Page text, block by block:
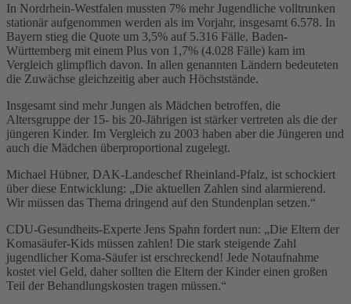
In Nordrhein-Westfalen mussten 7% mehr Jugendliche volltrunken
stationär aufgenommen werden als im Vorjahr, insgesamt 6.578. In
Bayern stieg die Quote um 3,5% auf 5.316 Fälle, Baden-
Württemberg mit einem Plus von 1,7% (4.028 Fälle) kam im
Vergleich glimpflich davon. In allen genannten Ländern bedeuteten
die Zuwächse gleichzeitig aber auch Höchststände.
Insgesamt sind mehr Jungen als Mädchen betroffen, die
Altersgruppe der 15- bis 20-Jährigen ist stärker vertreten als die der
jüngeren Kinder. Im Vergleich zu 2003 haben aber die Jüngeren und
auch die Mädchen überproportional zugelegt.
Michael Hübner, DAK-Landeschef Rheinland-Pfalz, ist schockiert
über diese Entwicklung: „Die aktuellen Zahlen sind alarmierend.
Wir müssen das Thema dringend auf den Stundenplan setzen.“
CDU-Gesundheits-Experte Jens Spahn fordert nun: „Die Eltern der
Komasäufer-Kids müssen zahlen! Die stark steigende Zahl
jugendlicher Koma-Säufer ist erschreckend! Jede Notaufnahme
kostet viel Geld, daher sollten die Eltern der Kinder einen großen
Teil der Behandlungskosten tragen müssen.“